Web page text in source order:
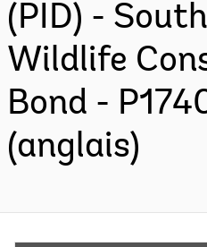
(PID) -
Wildlife
Bond -
(anglais)